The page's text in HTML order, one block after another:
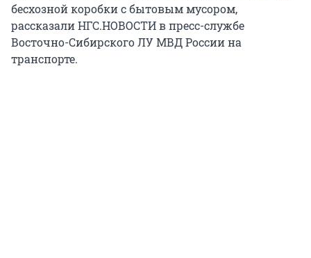
бесхозной коробки с бытовым мусором,
рассказали НГС.НОВОСТИ в пресс-службе
Восточно-Сибирского ЛУ МВД России на
транспорте.